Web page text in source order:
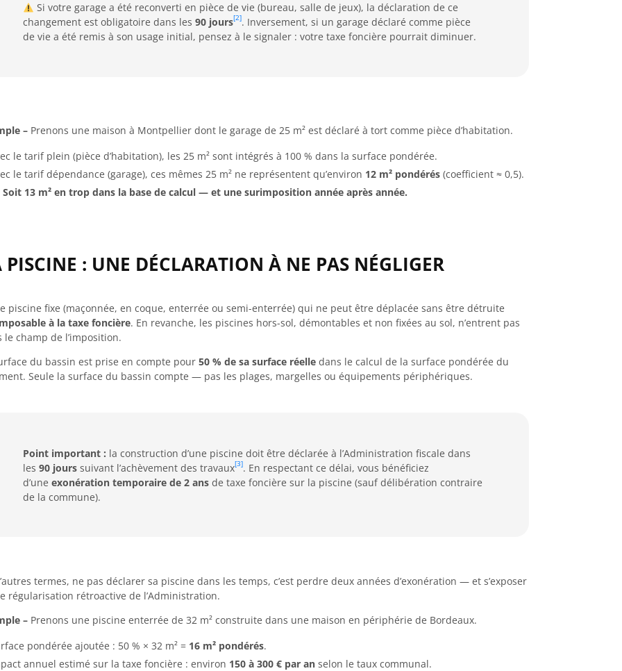
Si votre garage a été reconverti en pièce de vie (bureau, salle de jeux), la déclaration de ce
changement est obligatoire dans les90 jours[2]. Inversement, si un garage déclaré comme pièce
de vie a été remis à son usage initial, pensez à le signaler : votre taxe foncière pourrait diminuer.
– Prenons une maison à Montpellier dont le garage de 25 m² est déclaré à tort comme pièce d’habitation.
le tarif plein (pièce d’habitation), les 25 m² sont intégrés à 100 % dans la surface pondérée.
le tarif dépendance (garage), ces mêmes 25 m² ne représentent qu’environ 12 m² pondérés(coefficient ≈ 0,5).
Soit 13 m² en trop dans la base de calcul — et une surimposition année après année.
PISCINE : UNE DÉCLARATION À NE PAS NÉGLIGER
piscine fixe (maçonnée, en coque, enterrée ou semi-enterrée) qui ne peut être déplacée sans être détruite
à la taxe foncière. En revanche, les piscines hors-sol, démontables et non fixées au sol, n’entrent pas
le champ de l’imposition.
du bassin est prise en compte pour 50 % de sa surface réelledans le calcul de la surface pondérée du
Seule la surface du bassin compte — pas les plages, margelles ou équipements périphériques.
Point important : la construction d’une piscine doit être déclarée à l’Administration fiscale dans
les90 jours suivant l’achèvement des travaux[3]. En respectant ce délai, vous bénéficiez
d’uneexonération temporaire de 2 ans de taxe foncière sur la piscine (sauf délibération contraire
de la commune).
termes, ne pas déclarer sa piscine dans les temps, c’est perdre deux années d’exonération — et s’exposer
régularisation rétroactive de l’Administration.
– Prenons une piscine enterrée de 32 m² construite dans une maison en périphérie de Bordeaux.
pondérée ajoutée : 50 % × 32 m² = 16 m² pondérés.
annuel estimé sur la taxe foncière : environ 150 à 300 € par anselon le taux communal.